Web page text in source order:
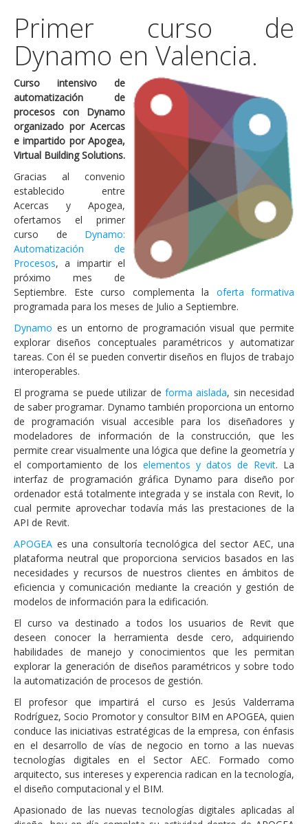
Primer curso de
Dynamo en Valencia.
Curso intensivo de
automatización de
procesos con Dynamo
organizado por Acercas
e impartido por Apogea,
Virtual Building Solutions.
Gracias al convenio
establecido entre
Acercas y Apogea,
ofertamos el primer
curso de Dynamo:
Automatización de
Procesos, a impartir el
próximo mes de
Septiembre. Este curso complementa la oferta formativa
programada para los meses de Julio a Septiembre.
Dynamo es un entorno de programación visual que permite
explorar diseños conceptuales paramétricos y automatizar
tareas. Con él se pueden convertir diseños en flujos de trabajo
interoperables.
El programa se puede utilizar de forma aislada, sin necesidad
de saber programar. Dynamo también proporciona un entorno
de programación visual accesible para los diseñadores y
modeladores de información de la construcción, que les
permite crear visualmente una lógica que define la geometría y
el comportamiento de los elementos y datos de Revit. La
interfaz de programación gráfica Dynamo para diseño por
ordenador está totalmente integrada y se instala con Revit, lo
cual permite aprovechar todavía más las prestaciones de la
API de Revit.
APOGEA es una consultoría tecnológica del sector AEC, una
plataforma neutral que proporciona servicios basados en las
necesidades y recursos de nuestros clientes en ámbitos de
eficiencia y comunicación mediante la creación y gestión de
modelos de información para la edificación.
El curso va destinado a todos los usuarios de Revit que
deseen conocer la herramienta desde cero, adquiriendo
habilidades de manejo y conocimientos que les permitan
explorar la generación de diseños paramétricos y sobre todo
la automatización de procesos de gestión.
El profesor que impartirá el curso es Jesús Valderrama
Rodríguez, Socio Promotor y consultor BIM en APOGEA, quien
conduce las iniciativas estratégicas de la empresa, con énfasis
en el desarrollo de vías de negocio en torno a las nuevas
tecnologías digitales en el Sector AEC. Formado como
arquitecto, sus intereses y experencia radican en la tecnología,
el diseño computacional y el BIM.
Apasionado de las nuevas tecnologías digitales aplicadas al